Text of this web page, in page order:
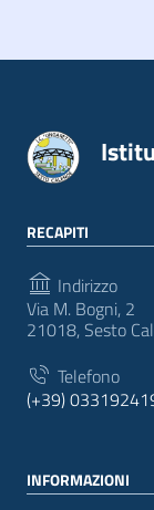
RECAPITI
Indirizzo
Via M. Bogni, 2
21018, Sesto
Telefono
(+39)
INFORMAZIONI